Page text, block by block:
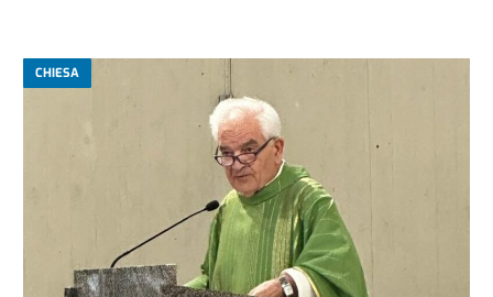
CHIESA